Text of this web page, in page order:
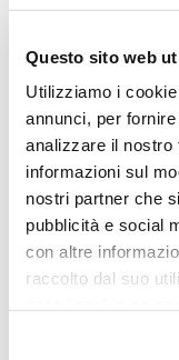
Questo sito web
Utilizziamo i
annunci, per
analizzare il nostro
informazioni sul
nostri partner che
pubblicità e social
con altre
raccolto dal suo
Cod.Art.
Colore led
2700K
Sorgente luminosa
Led integrato